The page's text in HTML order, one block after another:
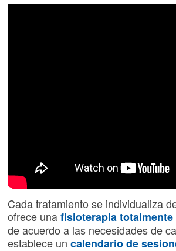
Cada tratamiento se individualiza
ofrece unafisioterapia
de acuerdo a las necesidades de
establece uncalendario de